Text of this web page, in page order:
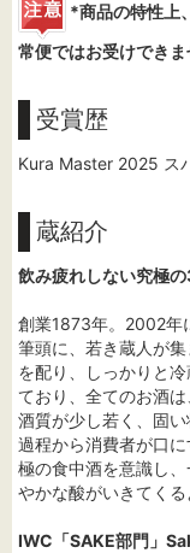
*商品の特性上
常便ではお受けできま
受賞歴
Kura Master 2025 ス
蔵紹介
飲み疲れしない究極の
創業1873年。2002年
筆頭に、若き蔵人が
を配り、しっかりと
ており、全てのお酒
酒質が少し若く、固
過程から消費者が口
極の食中酒を意識し
やかな酸がいきてくる
IWC「SAKE部門」